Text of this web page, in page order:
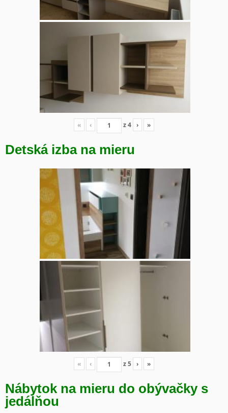
« ‹ z4 › »
Detská izba na mieru
« ‹ z5 › »
Nábytok na mieru do obývačky s
jedálňou